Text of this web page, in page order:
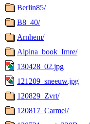
Berlin85/
B8_40/
Arnhem/
Alpina_book_Imre/
130428_02.jpg
121209_sneeuw.jpg
120829_Zvrt/
120817_Carmel/